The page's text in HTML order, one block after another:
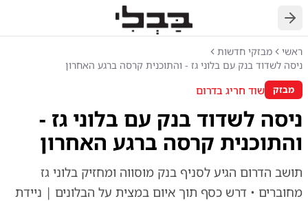
חזרה
ראשי
מבזקי חדשות
ניסה לשדוד בנק עם בלוני גז - והתוכנית קרסה ברגע האחרון
מבזק שוד חריג בדרום
ניסה לשדוד בנק עם בלוני גז -
והתוכנית קרסה ברגע האחרון
תושב הדרום הגיע לסניף בנק מוסווה ומחזיק בלוני גז
מחוברים • דרש כסף תוך איום במצית על הבלונים | ניידת